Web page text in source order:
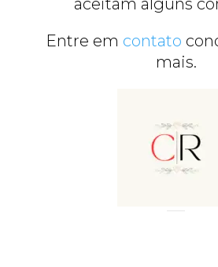
aceitam alguns
Entre em contato
mais.